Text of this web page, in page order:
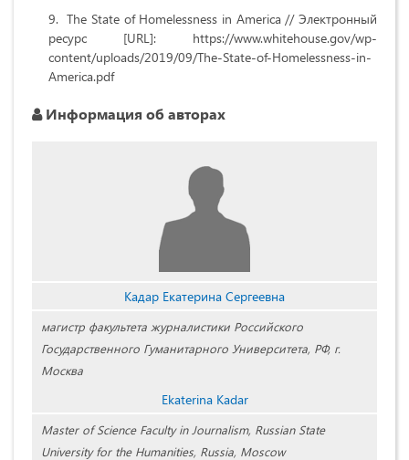
The State of Homelessness in America // Электронный
ресурс [URL]: https://www.whitehouse.gov/wp-
content/uploads/2019/09/The-State-of-Homelessness-in-
America.pdf
Информация об авторах
Кадар Екатерина Сергеевна
магистр факультета журналистики Российского
Государственного Гуманитарного Университета, РФ, г.
Москва
Ekaterina Kadar
Master of Science Faculty in Journalism, Russian State
University for the Humanities, Russia, Moscow